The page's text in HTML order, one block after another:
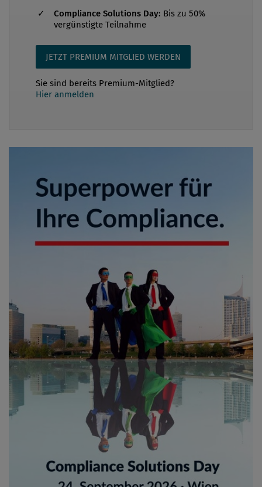
Compliance Solutions Day: Bis zu 50%
vergünstigte Teilnahme
JETZT PREMIUM MITGLIED WERDEN
Sie sind bereits Premium-Mitglied?
Hier anmelden